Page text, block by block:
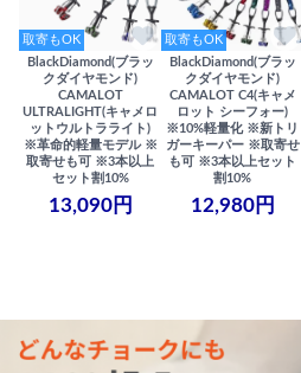
取寄もOK
BlackDiamond(ブラッ
クダイヤモンド)
CAMALOT
ULTRALIGHT(キャメロ
ットウルトラライト)
※革命的軽量モデル ※
取寄せも可 ※3本以上
セット割10%
13,090円
取寄もOK
BlackDiamond(ブラッ
クダイヤモンド)
CAMALOT C4(キャメ
ロット シーフォー)
※10%軽量化 ※新トリ
ガーキーパー ※取寄せ
も可 ※3本以上セット
割10%
12,980円